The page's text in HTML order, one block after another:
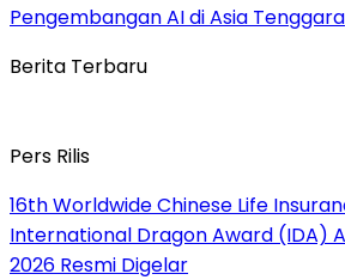
Pengembangan AI di Asia Tenggara
Berita Terbaru
Pers Rilis
16th Worldwide Chinese Life
International Dragon Award (IDA)
2026 Resmi Digelar